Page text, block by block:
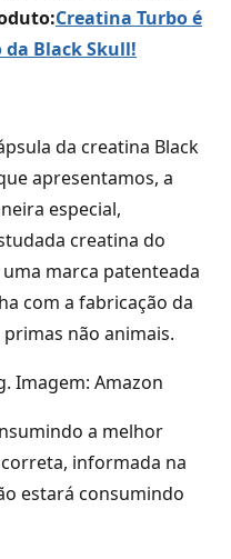
Creatina Turbo é
da Black Skull!
da creatina Black
apresentamos, a
especial,
creatina do
marca patenteada
com a fabricação da
não animais.
a melhor
informada na
estará consumindo